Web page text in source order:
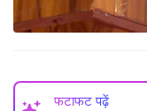
फटाफट पढ़ें